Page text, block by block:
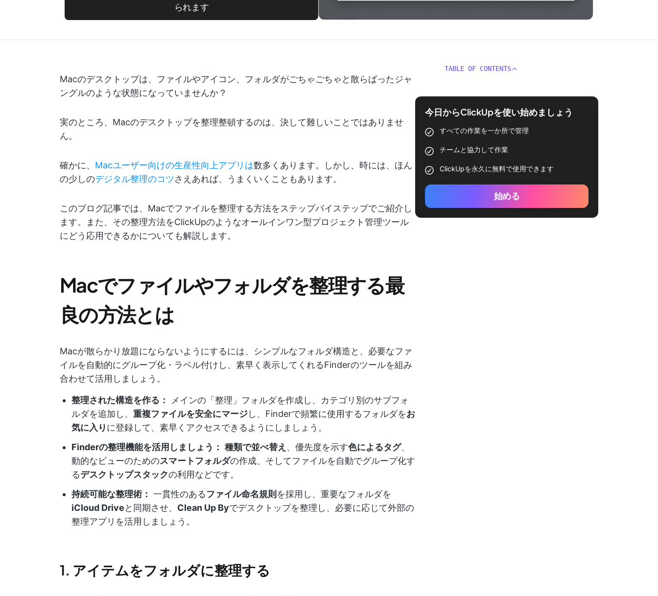
られます
Macのデスクトップは、ファイルやアイコン、フォルダがごちゃごちゃと散らばったジャ
ングルのような状態になっていませんか？
実のところ、Macのデスクトップを整理整頓するのは、決して難しいことではありませ
ん。
確かに、 Macユーザー向けの生産性向上アプリは数多くあります。しかし、時には、ほん
の少しのデジタル整理のコツさえあれば、うまくいくこともあります。
このブログ記事では、Macでファイルを整理する方法をステップバイステップでご紹介し
ます。また、その整理方法をClickUpのようなオールインワン型プロジェクト管理ツール
にどう応用できるかについても解説します。
Macでファイルやフォルダを整理する最
良の方法とは
Macが散らかり放題にならないようにするには、シンプルなフォルダ構造と、必要なファ
イルを自動的にグループ化・ラベル付けし、素早く表示してくれるFinderのツールを組み
合わせて活用しましょう。
整理された構造を作る：
メインの「整理」フォルダを作成し、カテゴリ別のサブフォ
ルダを追加し、 重複ファイルを安全にマージし、Finderで頻繁に使用するフォルダをお
気に入りに登録して、素早くアクセスできるようにしましょう。
Finderの整理機能を活用しましょう： 種類で並べ替え 、優先度を示す色によるタグ、
動的なビューのためのスマートフォルダの作成、そしてファイルを自動でグループ化す
るデスクトップスタックの利用などです。
持続可能な整理術： 一貫性のあるファイル命名規則 を採用し、重要なフォルダを
iCloud Driveと同期させ、 Clean Up Byでデスクトップを整理し、必要に応じて外部の
整理アプリを活用しましょう。
1. アイテムをフォルダに整理する
TABLE OF CONTENTS
今日からClickUpを使い始めましょう
すべての作業を一か所で管理
チームと協力して作業
ClickUpを永久に無料で使用できます
始める